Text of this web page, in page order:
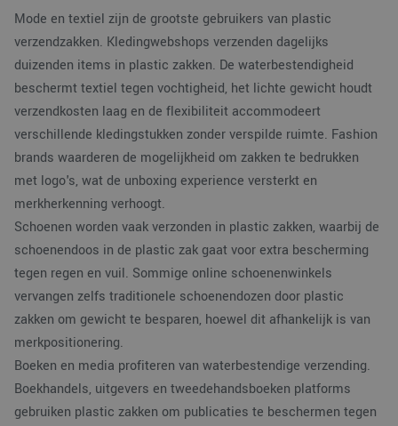
Mode en textiel zijn de grootste gebruikers van plastic
verzendzakken. Kledingwebshops verzenden dagelijks
duizenden items in plastic zakken. De waterbestendigheid
beschermt textiel tegen vochtigheid, het lichte gewicht houdt
verzendkosten laag en de flexibiliteit accommodeert
verschillende kledingstukken zonder verspilde ruimte. Fashion
brands waarderen de mogelijkheid om zakken te bedrukken
met logo's, wat de unboxing experience versterkt en
merkherkenning verhoogt.
Schoenen worden vaak verzonden in plastic zakken, waarbij de
schoenendoos in de plastic zak gaat voor extra bescherming
tegen regen en vuil. Sommige online schoenenwinkels
vervangen zelfs traditionele schoenendozen door plastic
zakken om gewicht te besparen, hoewel dit afhankelijk is van
merkpositionering.
Boeken en media profiteren van waterbestendige verzending.
Boekhandels, uitgevers en tweedehandsboeken platforms
gebruiken plastic zakken om publicaties te beschermen tegen